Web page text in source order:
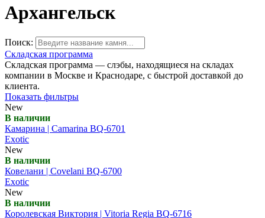
Архангельск
Поиск:
Складская программа
Складская программа — слэбы, находящиеся на складах
компании в Москве и Краснодаре, с быстрой доставкой до
клиента.
Показать фильтры
New
В наличии
Камарина | Camarina BQ-6701
Exotic
New
В наличии
Ковелани | Covelani BQ-6700
Exotic
New
В наличии
Королевская Виктория | Vitoria Regia BQ-6716